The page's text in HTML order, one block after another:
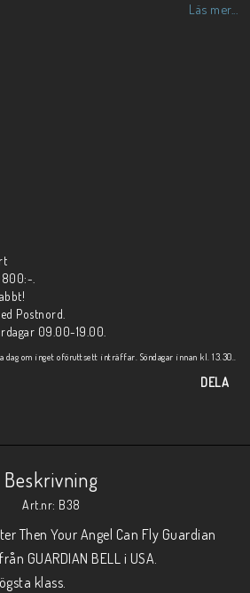
Läs mer...
.
Postnord.
09.00-19.00.
dag om inget oföruttsett inträffar. Söndagar innan kl. 13.30..
DELA
Beskrivning
Art.nr: B38
Then Your Angel Can Fly Guardian
GUARDIAN BELL i USA.
klass.